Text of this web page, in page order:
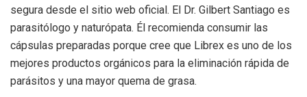
segura desde el sitio web oficial. El Dr. Gilbert Santiago es
parasitólogo y naturópata. Él recomienda consumir las
cápsulas preparadas porque cree que Librex es uno de los
mejores productos orgánicos para la eliminación rápida de
parásitos y una mayor quema de grasa.